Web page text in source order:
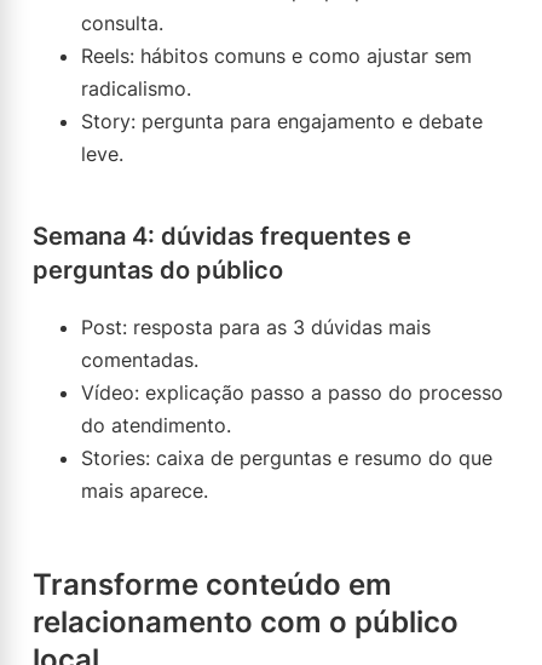
consulta.
Reels: hábitos comuns e como ajustar sem
radicalismo.
Story: pergunta para engajamento e debate
leve.
Semana 4: dúvidas frequentes e
perguntas do público
Post: resposta para as 3 dúvidas mais
comentadas.
Vídeo: explicação passo a passo do processo
do atendimento.
Stories: caixa de perguntas e resumo do que
mais aparece.
Transforme conteúdo em
relacionamento com o público